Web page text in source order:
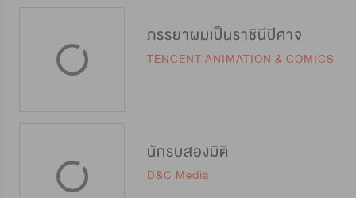
ภรรยาผมเป็นราชินีปิศาจ
TENCENT ANIMATION & COMICS
นักรบสองมิติ
D&C Media